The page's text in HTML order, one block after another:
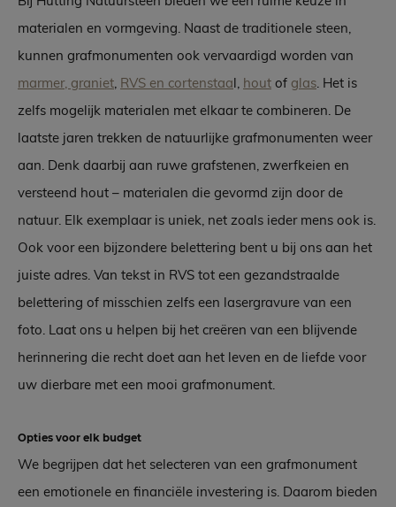
materialen en vormgeving. Naast de traditionele steen,
kunnen grafmonumenten ook vervaardigd worden van
marmer, graniet, RVS en cortenstaal, hout of glas. Het is
zelfs mogelijk materialen met elkaar te combineren. De
laatste jaren trekken de natuurlijke grafmonumenten weer
aan. Denk daarbij aan ruwe grafstenen, zwerfkeien en
versteend hout – materialen die gevormd zijn door de
natuur. Elk exemplaar is uniek, net zoals ieder mens ook is.
Ook voor een bijzondere belettering bent u bij ons aan het
juiste adres. Van tekst in RVS tot een gezandstraalde
belettering of misschien zelfs een lasergravure van een
foto. Laat ons u helpen bij het creëren van een blijvende
herinnering die recht doet aan het leven en de liefde voor
uw dierbare met een mooi grafmonument.
Opties voor elk budget
We begrijpen dat het selecteren van een grafmonument
een emotionele en financiële investering is. Daarom bieden